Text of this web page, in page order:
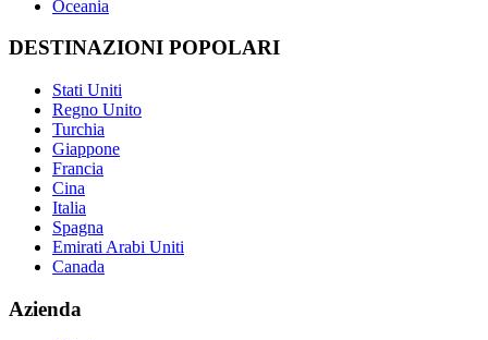
Oceania
DESTINAZIONI POPOLARI
Stati Uniti
Regno Unito
Turchia
Giappone
Francia
Cina
Italia
Spagna
Emirati Arabi Uniti
Canada
Azienda